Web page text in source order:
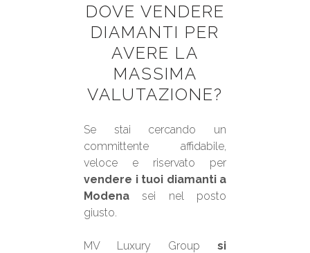
DOVE VENDERE
DIAMANTI PER
AVERE LA
MASSIMA
VALUTAZIONE?
Se stai cercando un
committente affidabile,
veloce e riservato per
vendere i tuoi diamanti a
Modena sei nel posto
giusto.
MV Luxury Group si